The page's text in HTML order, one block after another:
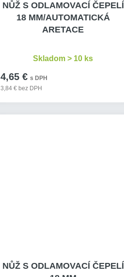
NŮŽ S ODLAMOVACÍ ČEPELÍ
18 MM/AUTOMATICKÁ
ARETACE
4,65 € s DPH
3,84 € bez DPH
Skladom > 10 ks
NŮŽ S ODLAMOVACÍ ČEPELÍ